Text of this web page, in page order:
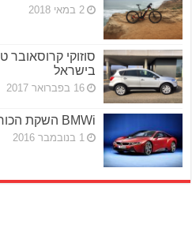
2 במאי 2018
בישראל
16 בפברואר 2017
BMWi השקת הכוח של המחר
1 בנובמבר 2016